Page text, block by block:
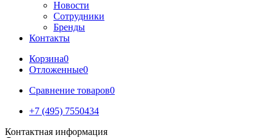
Новости
Сотрудники
Бренды
Контакты
Корзина0
Отложенные0
Сравнение товаров0
+7 (495) 7550434
Контактная информация